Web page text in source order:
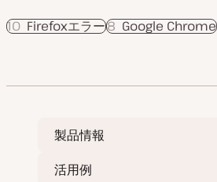
Firefoxエラー
10 Google Chrome
8
製品情報
活用例